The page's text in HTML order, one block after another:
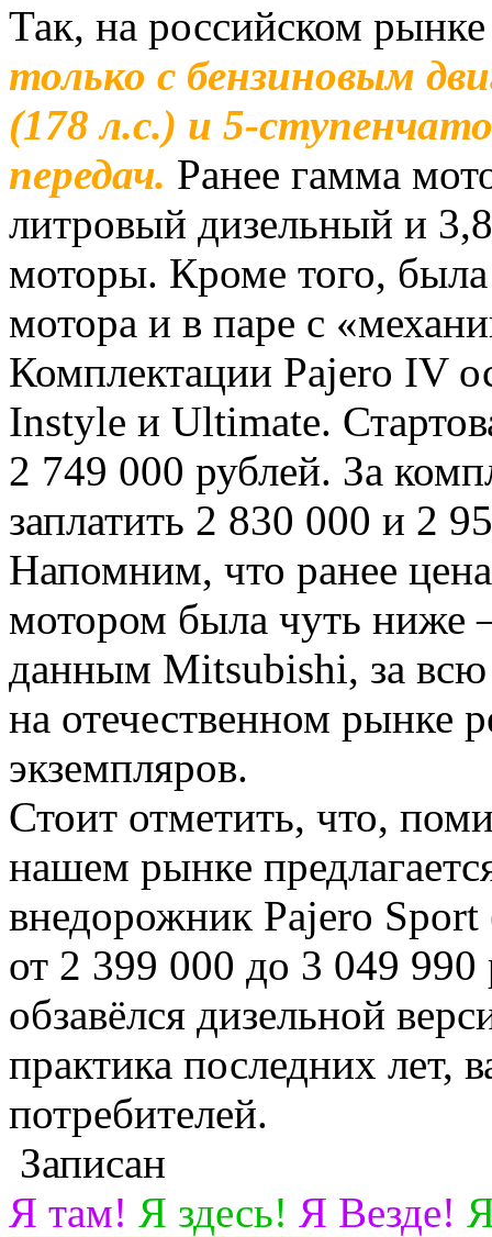
Так, на российском
только с бензиновым
(178 л.с.) и 5-
передач. Ранее гамма
литровый дизельный и
моторы. Кроме того, была
мотора и в паре с
Комплектации Pajero IV
Instyle и Ultimate.
2 749 000 рублей. За
заплатить 2 830 000 и 2
Напомним, что ранее
мотором была чуть ниже
данным Mitsubishi, за
на отечественном рынке
экземпляров.
Стоит отметить, что,
нашем рынке
внедорожник Pajero
от 2 399 000 до 3 049
обзавёлся дизельной
практика последних лет,
потребителей.
Записан
Я там! Я здесь! Я Везде!